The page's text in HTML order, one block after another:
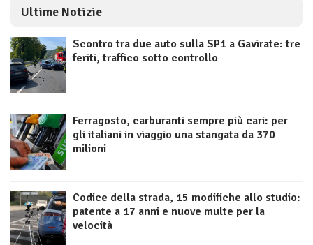
Ultime Notizie
Scontro tra due auto sulla SP1 a Gavirate: tre
feriti, traffico sotto controllo
Ferragosto, carburanti sempre più cari: per
gli italiani in viaggio una stangata da 370
milioni
Codice della strada, 15 modifiche allo studio:
patente a 17 anni e nuove multe per la
velocità